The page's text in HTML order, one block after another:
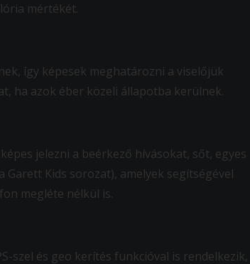
mértékét.
így képesek meghatározni a viselőjük
ha azok éber közeli állapotba kerülnek.
jelezni a beérkező hívásokat, sőt, egyes
Kids sorozat), amelyek segítségével
megléte nélkül is.
szel és geo kerítés funkcióval is rendelkezik,